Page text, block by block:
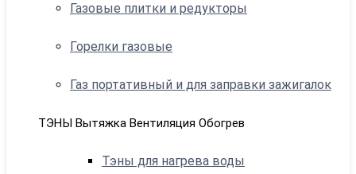
Газовые плитки и редукторы
Горелки газовые
Газ портативный и для заправки зажигалок
ТЭНЫ Вытяжка Вентиляция Обогрев
Тэны для нагрева воды